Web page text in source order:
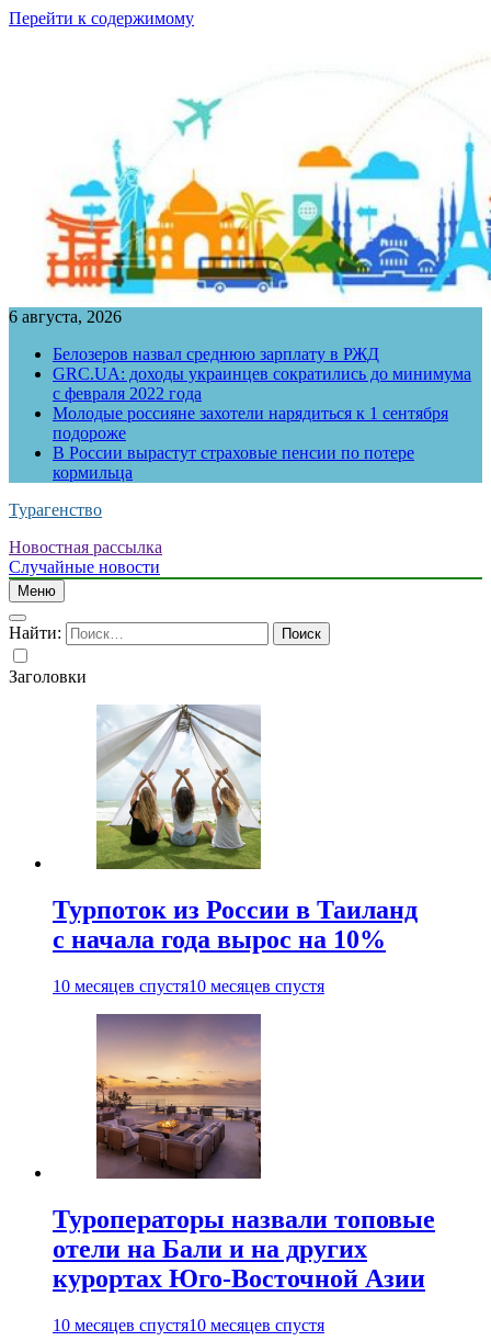
Перейти к содержимому
6 августа, 2026
Белозеров назвал среднюю зарплату в РЖД
GRC.UA: доходы украинцев сократились до минимума
с февраля 2022 года
Молодые россияне захотели нарядиться к 1 сентября
подороже
В России вырастут страховые пенсии по потере
кормильца
Турагенство
Новостная рассылка
Случайные новости
Меню
Найти:
Заголовки
Турпоток из России в Таиланд
с начала года вырос на 10%
10 месяцев спустя10 месяцев спустя
Туроператоры назвали топовые
отели на Бали и на других
курортах Юго-Восточной Азии
10 месяцев спустя10 месяцев спустя